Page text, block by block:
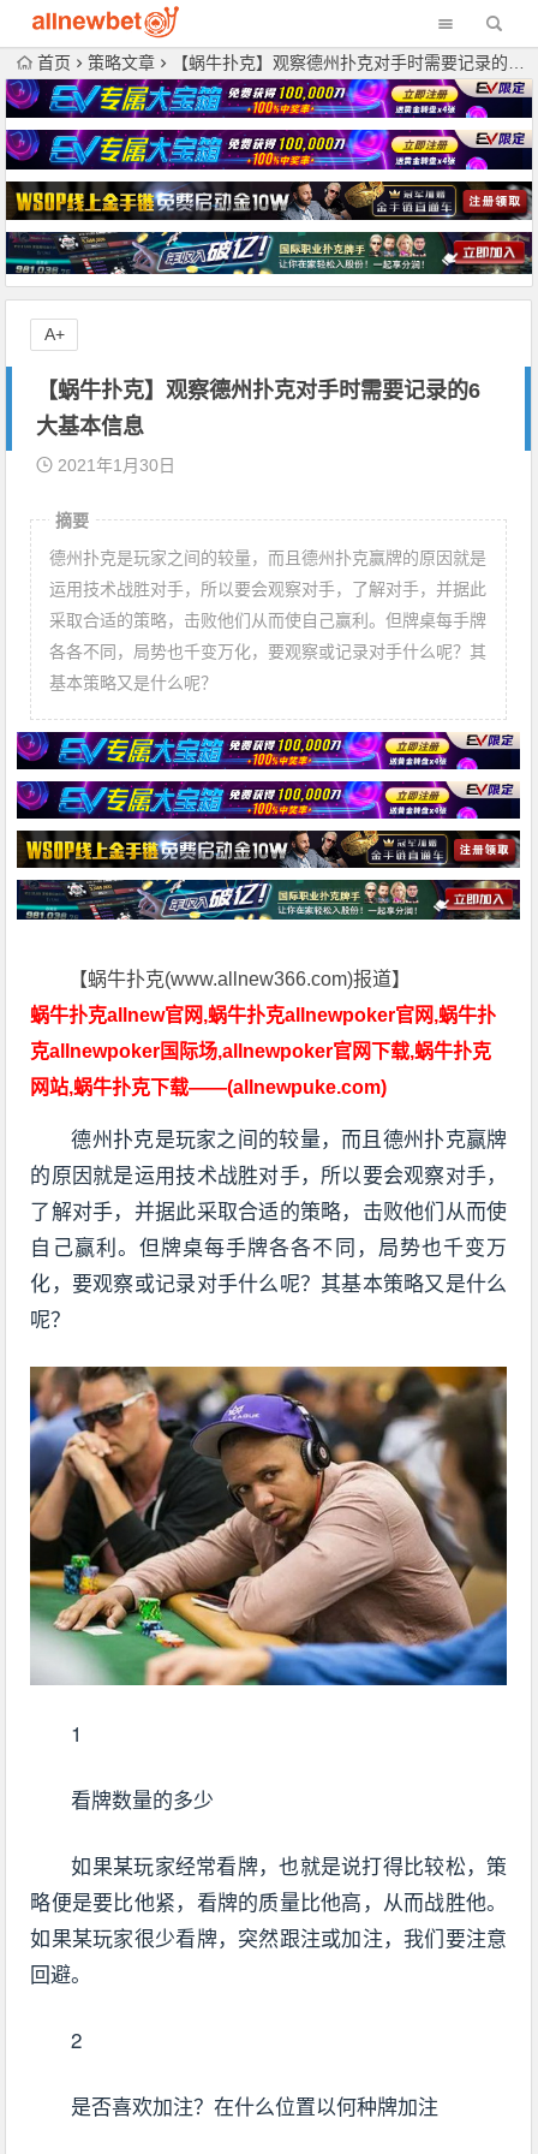
首页 策略文章 【蜗牛扑克】观察德州扑克对手时需要记录的6大基本信息
【蜗牛扑克】观察德州扑克对手时需要记录的6
大基本信息
2021年1月30日
摘要
德州扑克是玩家之间的较量，而且德州扑克赢牌的原因就是
运用技术战胜对手，所以要会观察对手，了解对手，并据此
采取合适的策略，击败他们从而使自己赢利。但牌桌每手牌
各各不同，局势也千变万化，要观察或记录对手什么呢？其
基本策略又是什么呢？
【蜗牛扑克(www.allnew366.com)报道】
蜗牛扑克allnew官网,蜗牛扑克allnewpoker官网,蜗牛扑
克allnewpoker国际场,allnewpoker官网下载,蜗牛扑克
网站,蜗牛扑克下载——(allnewpuke.com)
德州扑克是玩家之间的较量，而且德州扑克赢牌
的原因就是运用技术战胜对手，所以要会观察对手，
了解对手，并据此采取合适的策略，击败他们从而使
自己赢利。但牌桌每手牌各各不同，局势也千变万
化，要观察或记录对手什么呢？其基本策略又是什么
呢？
1
看牌数量的多少
如果某玩家经常看牌，也就是说打得比较松，策
略便是要比他紧，看牌的质量比他高，从而战胜他。
如果某玩家很少看牌，突然跟注或加注，我们要注意
回避。
2
是否喜欢加注？在什么位置以何种牌加注
A+